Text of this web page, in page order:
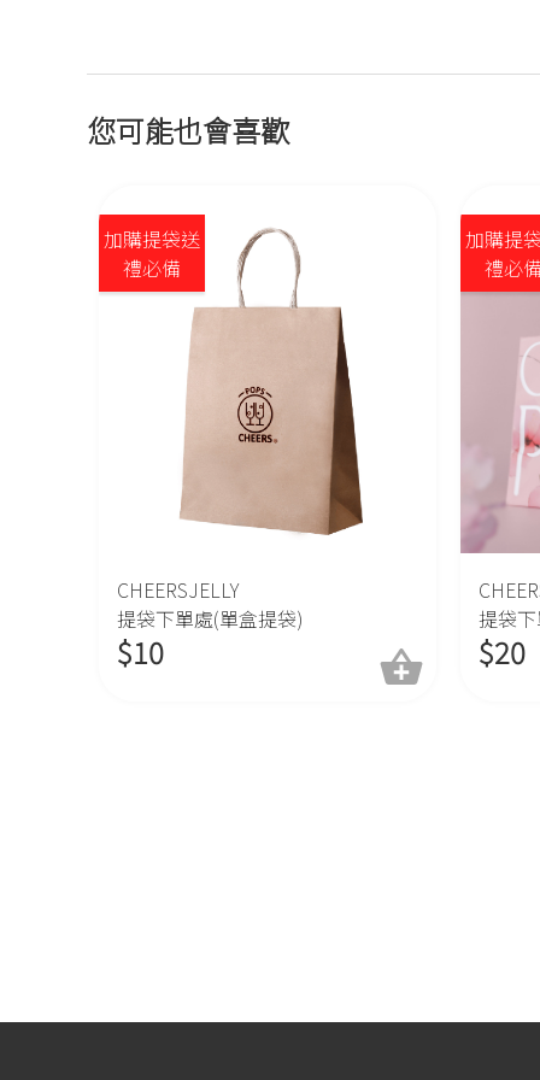
您可能也會喜歡
加購提袋送
禮必備
CHEERSJELLY
提袋下單處(單盒提袋)
$10
加購提
禮必備
提袋
$20